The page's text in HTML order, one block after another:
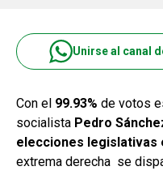
Unirse al canal
Con el 99.93% de votos
socialista Pedro
elecciones legislativas
extrema derecha se